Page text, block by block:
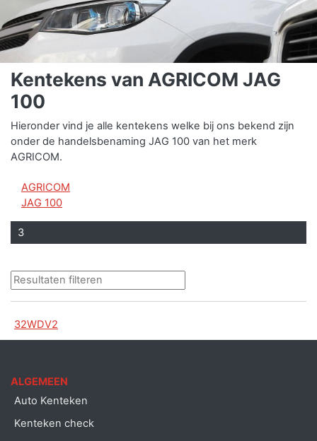
Kentekens van AGRICOM JAG
100
Hieronder vind je alle kentekens welke bij ons bekend zijn
onder de handelsbenaming JAG 100 van het merk
AGRICOM.
AGRICOM
JAG 100
3
32WDV2
ALGEMEEN
Auto Kenteken
Kenteken check